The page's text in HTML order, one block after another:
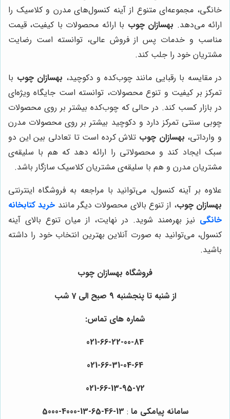
خانگی، مجموعه‌ای متنوع از آینه کنسول‌های مدرن و کلاسیک را
ارائه می‌دهد. بهسازان چوب با ارائه محصولات با کیفیت، قیمت
مناسب و خدمات پس از فروش عالی، توانسته است رضایت
مشتریان خود را جلب کند.
در مقایسه با رقبایی مانند چوب‌کده و دکوچید، بهسازان چوب با
تمرکز بر کیفیت و تنوع محصولات، توانسته است جایگاه ویژه‌ای
در بازار کسب کند. در حالی که چوب‌کده بیشتر بر روی محصولات
چوبی سنتی تمرکز دارد و دکوچید بیشتر بر روی محصولات مدرن
و وارداتی، بهسازان چوب تلاش کرده است تا تعادلی بین این دو
سبک ایجاد کند و محصولاتی را ارائه دهد که هم با سلیقه‌ی
مشتریان مدرن و هم با سلیقه‌ی مشتریان کلاسیک سازگار باشد.
علاوه بر آینه کنسول، می‌توانید با مراجعه به فروشگاه اینترنتی
بهسازان چوب، از تنوع بالای محصولات دیگر مانند خرید کتابخانه
خانگی نیز بهره‌مند شوید. در نهایت، از میان تنوع بالای آینه
کنسول، می‌توانید به صورت آنلاین بهترین انتخاب خود را داشته
باشید.
فروشگاه بهسازان چوب
از شنبه تا پنجشنبه 9 صبح الی 7 شب
شماره های تماس:
021-66-22-00-84
021-66-31-04-64
021-66-13-95-72
سامانه پیامکی ما :
13-46-65-13-4000-5000